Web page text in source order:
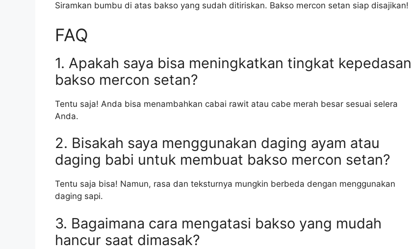
Siramkan bumbu di atas bakso yang sudah ditiriskan. Bakso mercon setan siap disajikan!
FAQ
1. Apakah saya bisa meningkatkan tingkat kepedasan
bakso mercon setan?
Tentu saja! Anda bisa menambahkan cabai rawit atau cabe merah besar sesuai selera
Anda.
2. Bisakah saya menggunakan daging ayam atau
daging babi untuk membuat bakso mercon setan?
Tentu saja bisa! Namun, rasa dan teksturnya mungkin berbeda dengan menggunakan
daging sapi.
3. Bagaimana cara mengatasi bakso yang mudah
hancur saat dimasak?